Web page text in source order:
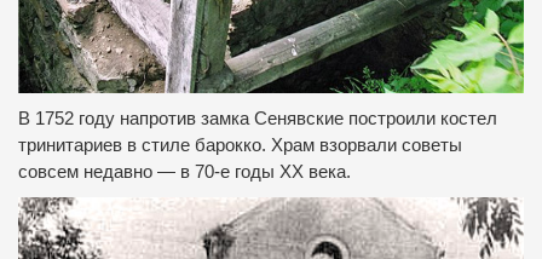
В 1752 году напротив замка Сенявские построили костел
тринитариев в стиле барокко. Храм взорвали советы
совсем недавно — в 70-е годы ХХ века.